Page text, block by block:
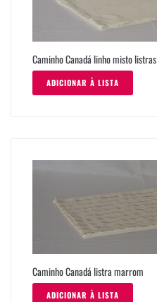
Caminho Canadá linho misto listras
ADICIONAR À LISTA
Caminho Canadá listra marrom
ADICIONAR À LISTA